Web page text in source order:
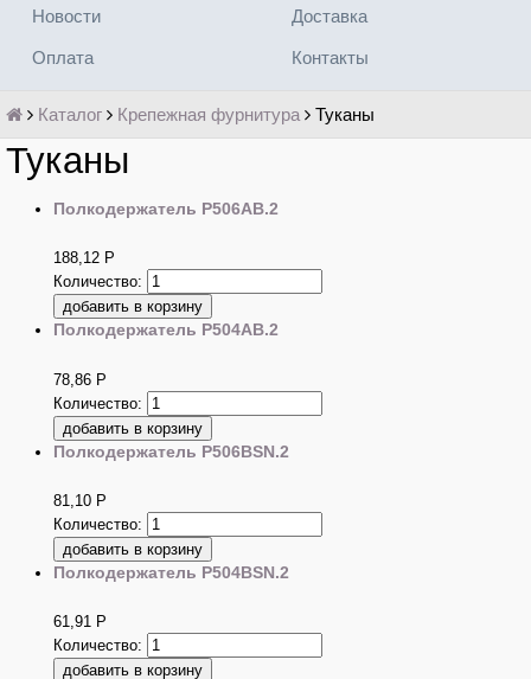
Новости Доставка
Оплата Контакты
Каталог Крепежная фурнитура Туканы
Туканы
Полкодержатель P506AB.2
188,12 Р
Количество:
Полкодержатель P504AB.2
78,86 Р
Количество:
Полкодержатель P506BSN.2
81,10 Р
Количество:
Полкодержатель P504BSN.2
61,91 Р
Количество: